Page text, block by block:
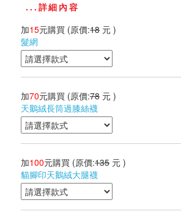
...詳細內容
加15元購買 (原價:18 元 )
髮網
加70元購買 (原價:78 元 )
天鵝絨長筒過膝絲襪
加100元購買 (原價:135 元 )
貓腳印天鵝絨大腿襪